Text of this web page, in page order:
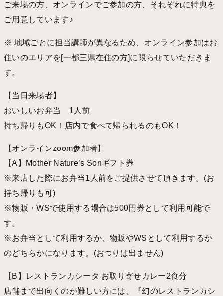
ご来場の方、オンラインでご参加の方、それぞれに特典を
ご用意しています♪
※ 地域ごとに担当講師が異なるため、オンライン参加はお
住いのエリアを[一都三県在住の方]に限らせていただきま
す。
【当日来場者】
おいしいお弁当 1人前
持ち帰りもOK！店内で食べて帰られるのもOK！
【オンラインzoom参加者】
【A】Mother Nature’s Sonギフト券
※来店した際にお弁当1人前をご提供させて頂きます。(お
持ち帰りも可)
※物販・WSで使用する場合は500円券として利用可能で
す。
※お弁当として利用するか、物販やWSとして利用するか
のどちらかになります。(おつりは出ません)
【B】レストランカシータ お取り寄せカレー2食分
店舗まで出向くのが難しい方には、『幻のレストランカシ